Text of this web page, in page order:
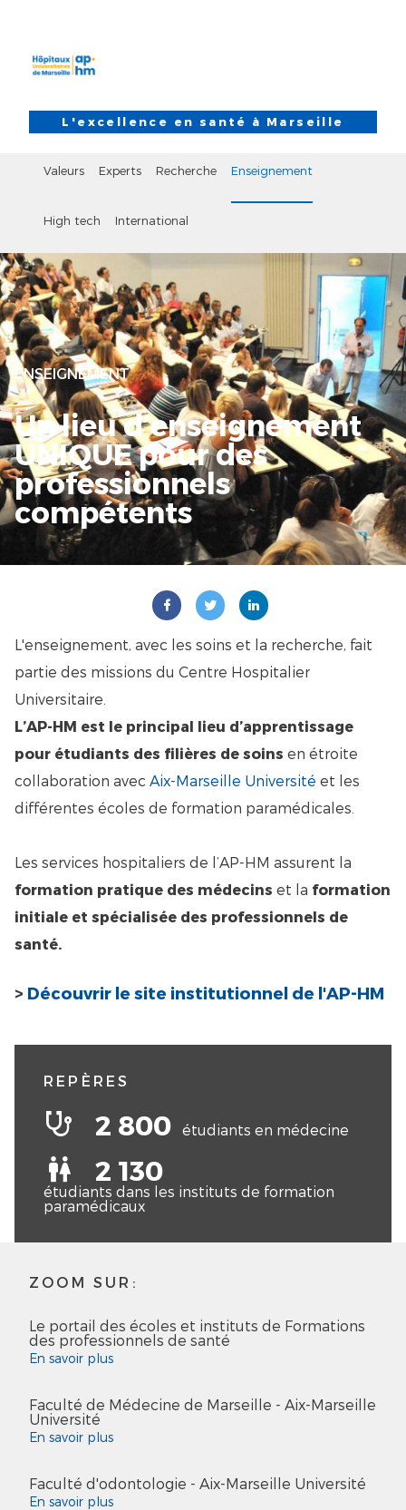
L'excellence en santé à Marseille
Valeurs Experts Recherche Enseignement
High tech International
ENSEIGNEMENT
Un lieu d’enseignement
UNIQUE pour des
professionnels
compétents
L'enseignement, avec les soins et la recherche, fait
partie des missions du Centre Hospitalier
Universitaire.
L’AP-HM est le principal lieu d’apprentissage
pour étudiants des filières de soins en étroite
collaboration avec Aix-Marseille Université et les
différentes écoles de formation paramédicales.
Les services hospitaliers de l’AP-HM assurent la
formation pratique des médecins et la formation
initiale et spécialisée des professionnels de
santé.
> Découvrir le site institutionnel de l'AP-HM
REPÈRES
stethoscope
2 800 étudiants en médecine
human-male-female
2 130
étudiants dans les instituts de formation
paramédicaux
ZOOM SUR:
Le portail des écoles et instituts de Formations
des professionnels de santé
En savoir plus
Faculté de Médecine de Marseille - Aix-Marseille
Université
En savoir plus
Faculté d'odontologie - Aix-Marseille Université
En savoir plus